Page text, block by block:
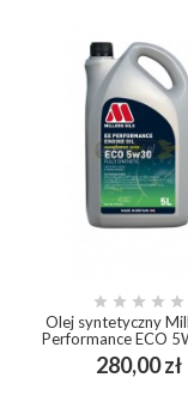
    
Olej syntetyczny
Performance ECO
280,00 zł